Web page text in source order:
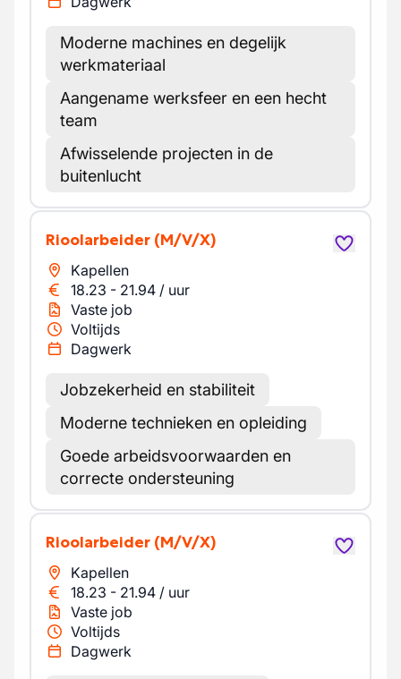
Moderne machines en degelijk
werkmateriaal
Aangename werksfeer en een hecht
team
Afwisselende projecten in de
buitenlucht
Rioolarbeider (M/V/X)
Kapellen
18.23 - 21.94 / uur
Vaste job
Voltijds
Dagwerk
Jobzekerheid en stabiliteit
Moderne technieken en opleiding
Goede arbeidsvoorwaarden en
correcte ondersteuning
Rioolarbeider (M/V/X)
Kapellen
18.23 - 21.94 / uur
Vaste job
Voltijds
Dagwerk